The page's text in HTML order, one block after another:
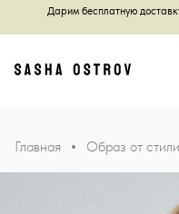
Дарим бесплатную
Главная
Главная Образ от